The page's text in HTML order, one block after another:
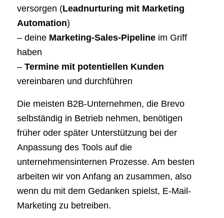
versorgen (Leadnurturing mit Marketing
Automation)
– deine Marketing-Sales-Pipelineim Griff
haben
– Termine mit potentiellen Kunden
vereinbaren und durchführen
Die meisten B2B-Unternehmen, die Brevo
selbständig in Betrieb nehmen, benötigen
früher oder später Unterstützung bei der
Anpassung des Tools auf die
unternehmensinternen Prozesse. Am besten
arbeiten wir von Anfang an zusammen, also
wenn du mit dem Gedanken spielst, E-Mail-
Marketing zu betreiben.